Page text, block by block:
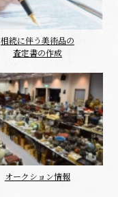
相続に伴う美術品の
査定書の作成
オークション情報